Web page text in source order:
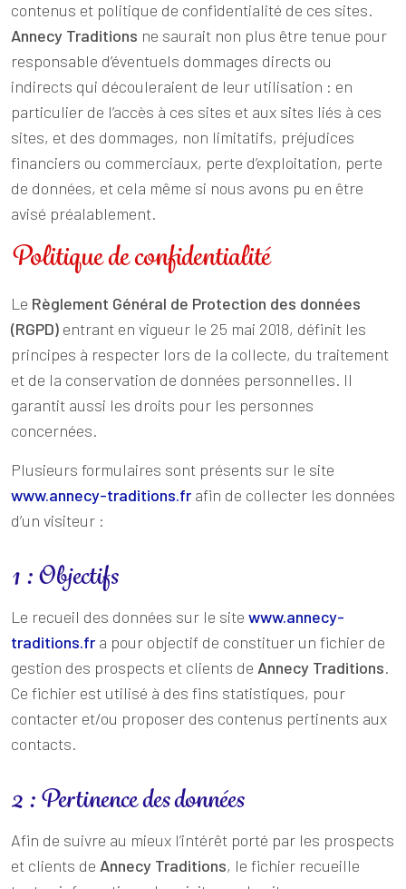
contenus et politique de confidentialité de ces sites.
Annecy Traditions ne saurait non plus être tenue pour
responsable d’éventuels dommages directs ou
indirects qui découleraient de leur utilisation : en
particulier de l’accès à ces sites et aux sites liés à ces
sites, et des dommages, non limitatifs, préjudices
financiers ou commerciaux, perte d’exploitation, perte
de données, et cela même si nous avons pu en être
avisé préalablement.
Politique de confidentialité
Le Règlement Général de Protection des données
(RGPD) entrant en vigueur le 25 mai 2018, définit les
principes à respecter lors de la collecte, du traitement
et de la conservation de données personnelles. Il
garantit aussi les droits pour les personnes
concernées.
Plusieurs formulaires sont présents sur le site
www.annecy-traditions.fr afin de collecter les données
d’un visiteur :
1 : Objectifs
Le recueil des données sur le site www.annecy-
traditions.fr a pour objectif de constituer un fichier de
gestion des prospects et clients de Annecy Traditions.
Ce fichier est utilisé à des fins statistiques, pour
contacter et/ou proposer des contenus pertinents aux
contacts.
2 : Pertinence des données
Afin de suivre au mieux l’intérêt porté par les prospects
et clients de Annecy Traditions, le fichier recueille